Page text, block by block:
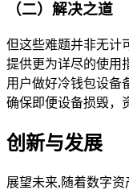
（二）解决之道
但这些难题并非无计
提供更为详尽的使用
用户做好冷钱包设备
确保即便设备损毁，
创新与发展
展望未来,随着数字